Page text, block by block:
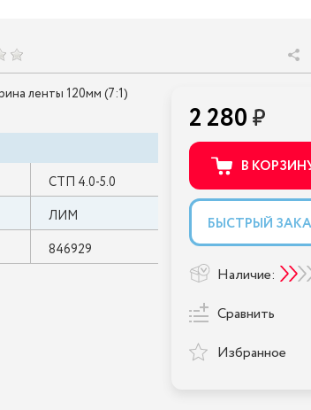
ленты 120мм (7:1)
СТП 4.0-5.0
ЛИМ
846929
2 280
В
БЫСТРЫЙ
Наличие:
Сравнить
Избранное